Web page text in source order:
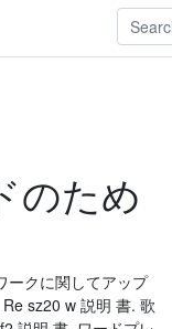
のため
ークに関してアップ
sz20 w 説明 書. 歌